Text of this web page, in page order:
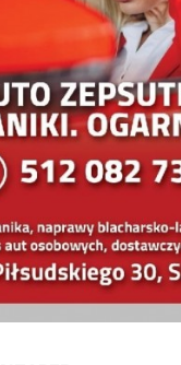
ta architektura
jak i te
do tej